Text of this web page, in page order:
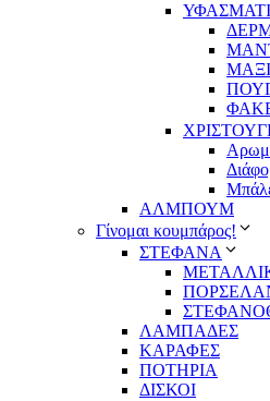
ΑΛΜΠΟΥΜ
Γίνομαι κουμπάρος!
ΣΤΕΦΑΝΑ
ΛΑΜΠΑΔΕΣ
ΚΑΡΑΦΕΣ
ΠΟΤΗΡΙΑ
ΔΙΣΚΟΙ